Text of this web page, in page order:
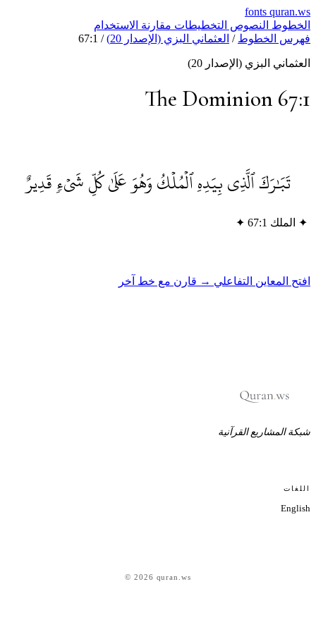
fonts
النصوص التخطيطاتمقارنةالاستخدام
الخطوط / العثماني البزي (الإصدار 20) /
67:1
البزي (الإصدار 20)
The Dominion
تَبَٰرَكَ ٱلَّذِي بِيَدِهِ ٱلۡمُلۡكُ وَهُوَ عَلَىٰ كُلِّ شَيۡءٖ قَدِيرٌ
الملك 67:1 ✦
المعاين التفاعلي →قارن مع خط آخر
المشاريع القرآنية
© 2026 quran.ws